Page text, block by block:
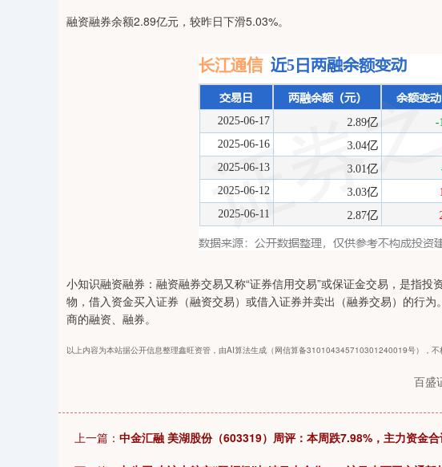
融资融券余额2.89亿元，较昨日下滑5.03%。
小知识融资融券：融资融券交易又称“证券信用交易”或保证金交易，是指
物，借入资金买入证券（融资交易）或借入证券并卖出（融券交易）的行
商的融资、融券。
以上内容为本站据公开信息整理鑫旺资管，由AI算法生成（网信算备310104345710301240019号），不
百盛
上一篇： 中金汇融 美湖股份（603319）周评：本周跌7.98%，主力资金